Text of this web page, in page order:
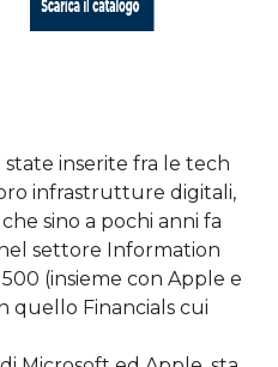
state inserite fra le tech
infrastrutture digitali,
sino a pochi anni fa
settore Information
(insieme con Apple e
quello Financials cui